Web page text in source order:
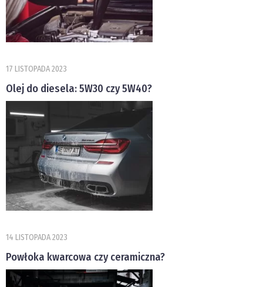
17 LISTOPADA 2023
Olej do diesela: 5W30 czy 5W40?
14 LISTOPADA 2023
Powłoka kwarcowa czy ceramiczna?